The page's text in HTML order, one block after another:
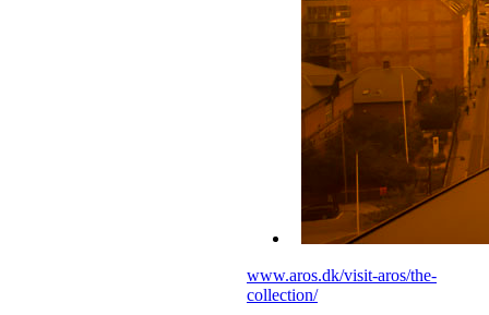
www.aros.dk/visit-aros/the-
collection/